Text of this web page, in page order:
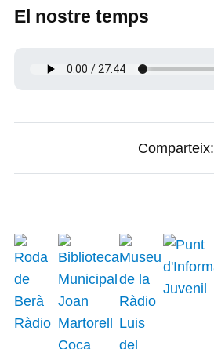
El nostre temps
Comparteix: